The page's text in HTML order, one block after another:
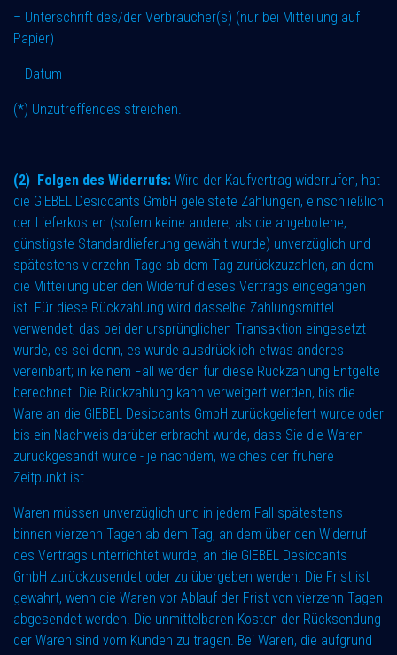
– Unterschrift des/der Verbraucher(s) (nur bei Mitteilung auf
Papier)
– Datum
(*) Unzutreffendes streichen.
(2) Folgen des Widerrufs: Wird der Kaufvertrag widerrufen, hat
die GIEBEL Desiccants GmbH geleistete Zahlungen, ​einschließlich
der Lieferkosten (sofern keine andere, als die angebotene,
günstigste Standardlieferung gewählt wurde) unverzüglich und
spätestens vierzehn Tage ab dem Tag zurückzuzahlen, an dem
die Mitteilung über den Widerruf dieses Vertrags eingegangen
ist. Für diese Rückzahlung wird dasselbe Zahlungsmittel
verwendet, das bei der ursprünglichen Transaktion eingesetzt
wurde, es sei denn, es wurde ausdrücklich etwas anderes
vereinbart; in keinem Fall werden für diese Rückzahlung Entgelte
berechnet. Die Rückzahlung kann verweigert werden, bis die
Ware an die GIEBEL Desiccants GmbH zurückgeliefert wurde oder
bis ein Nachweis darüber erbracht wurde, dass Sie die Waren
zurückgesandt wurde - je nachdem, welches der frühere
Zeitpunkt ist.
Waren müssen unverzüglich und in jedem Fall spätestens
binnen vierzehn Tagen ab dem Tag, an dem über den Widerruf
des Vertrags unterrichtet wurde, an die GIEBEL Desiccants
GmbH zurückzusendet oder zu übergeben werden. Die Frist ist
gewahrt, wenn die Waren vor Ablauf der Frist von vierzehn Tagen
abgesendet werden. Die unmittelbaren Kosten der Rücksendung
der Waren sind vom Kunden zu tragen. Bei Waren, die aufgrund